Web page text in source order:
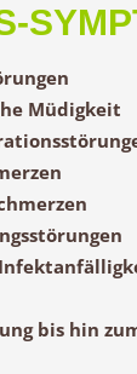
Müdigkeit
bis hin